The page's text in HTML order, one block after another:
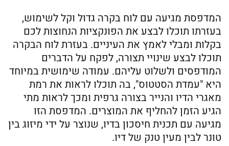
המדפסת מגיעה עם לוח בקרה גדול וקל לשימוש,
בעזרתו תוכלו לבצע את הפונקציות הנחוצות לכם
בקלות ומבלי לאמץ את העיניים. בעזרת לוח הבקרה
תוכלו לבצע שינויי תצורה, לפקח על הדברים
המודפסים ולשלוט עליהם. עמודה שימושית במיוחד
היא "עמדת הסטטוס", בה תוכלו לראות את רמת
מאגרי הדיו והנייר בצורה גרפית ומכך לראות מתי
הגיע הזמן להחליף את המוצרים. המדפסת הזו
מגיעה עם תכנית חיסכון בדיו, שנוצר על ידי מיזוג בין
טונר לבין מעין טנק של דיו.